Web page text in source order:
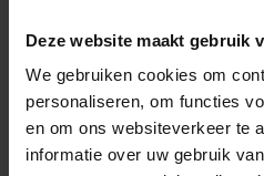
Deze website maakt gebruik
We gebruiken cookies om
personaliseren, om functies
en om ons websiteverkeer te
informatie over uw gebruik
Voornaam*
E-mailadres*